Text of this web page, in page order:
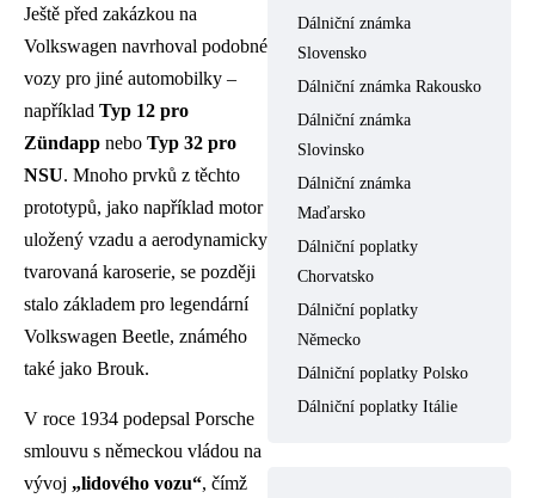
Ještě před zakázkou na
Volkswagen navrhoval podobné
vozy pro jiné automobilky –
například Typ 12 pro
Zündapp nebo Typ 32 pro
NSU. Mnoho prvků z těchto
prototypů, jako například motor
uložený vzadu a aerodynamicky
tvarovaná karoserie, se později
stalo základem pro legendární
Volkswagen Beetle, známého
také jako Brouk.
V roce 1934 podepsal Porsche
smlouvu s německou vládou na
vývoj „lidového vozu“, čímž
Dálniční známka
Slovensko
Dálniční známka Rakousko
Dálniční známka
Slovinsko
Dálniční známka
Maďarsko
Dálniční poplatky
Chorvatsko
Dálniční poplatky
Německo
Dálniční poplatky Polsko
Dálniční poplatky Itálie